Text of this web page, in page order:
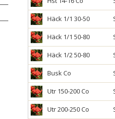
Häck 1/1 30-50
Häck 1/1 50-80
Häck 1/2 50-80
Busk Co
Utr 150-200 Co
Utr 200-250 Co